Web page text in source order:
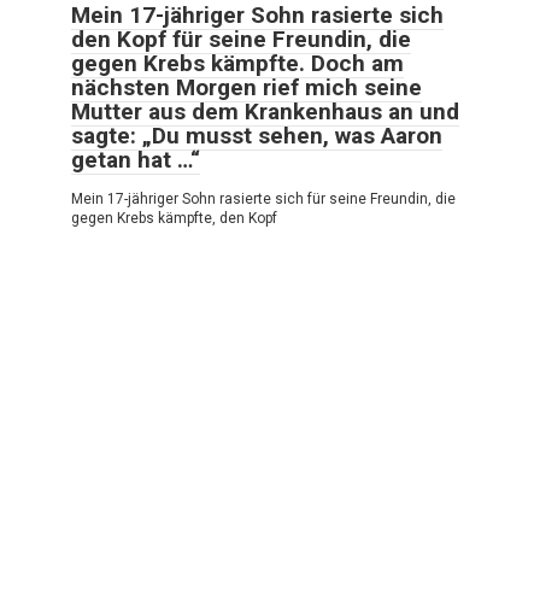
Mein 17-jähriger Sohn rasierte sich
den Kopf für seine Freundin, die
gegen Krebs kämpfte. Doch am
nächsten Morgen rief mich seine
Mutter aus dem Krankenhaus an und
sagte: „Du musst sehen, was Aaron
getan hat …“
Mein 17-jähriger Sohn rasierte sich für seine Freundin, die
gegen Krebs kämpfte, den Kopf